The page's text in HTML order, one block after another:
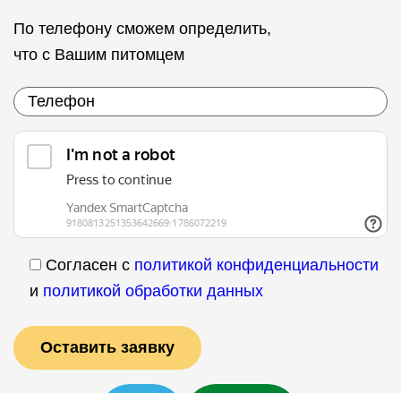
По телефону сможем определить,
что с Вашим питомцем
Согласен с политикой конфиденциальности
и политикой обработки данных